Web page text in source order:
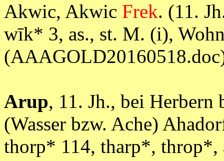
Akwic, Akwic Frek. (11.
wīk* 3, as., st. M. (i),
Arup, 11. Jh., bei
(Wasser bzw. Ache)
thorp* 114, tharp*, throp*,